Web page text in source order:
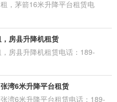
，茅箭16米升降平台租赁电
房县升降机租赁
房县升降机租赁电话：189-
湾6米升降平台租赁
湾6米升降平台租赁电话：189-